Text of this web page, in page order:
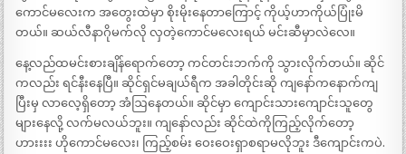
ကောင်မလေးက အတွေးထဲမှာ စိုးမိုးနေတာကြောင့် ကိုယ့်ဟာကိုယ်ပြုံးမိ
တယ်။ ဆယ်လီနာဂိုမက်လို လှတဲ့ကောင်မလေးရယ် မင်းဆီမှာလဲလေ။
နေ့လည်ထမင်းစားချိန်ရောက်တော့ ကင်တင်းဘက်ကို သွားလိုက်တယ်။ ဆိုင်
ကလည်း ရင်နီးနေပြီ။ ဆိုင်ရှင်မချယ်ရီက အခါတိုင်းဆို ကျနော်ကနောက်ကျ
ပြီးမှ လာလေ့ရှိတော့ အံဩနေတယ်။ ဆိုင်မှာ ကျောင်းသားကျောင်းသူတွေ
များနေလို့ လက်မလယ်ဘူး။ ကျနော်လည်း ဆိုင်ထဲကိုကြည့်လိုက်တော့
ဟားးးး ဟိုကောင်မလေး၊ ကြည့်စမ်း ဝေးဝေးရှာစရာမလိုဘူး ဒီကျောင်းကပဲ.